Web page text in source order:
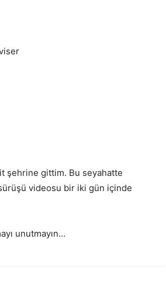
şehrine gittim. Bu seyahatte
videosu bir iki gün içinde
unutmayın…